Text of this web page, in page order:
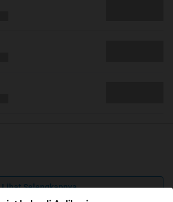
Lihat Selengkapnya